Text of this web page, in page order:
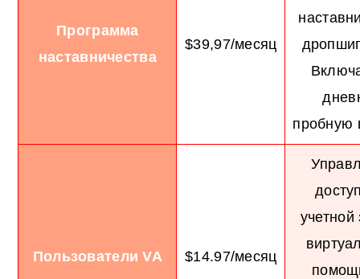
Программа
наставничества
$39,97/месяц
пробную
Пользователи VA $14.97/месяц
учетной